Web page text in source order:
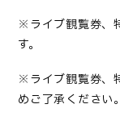
※ライブ観覧券、
す。
※ライブ観覧券、
めご了承ください。